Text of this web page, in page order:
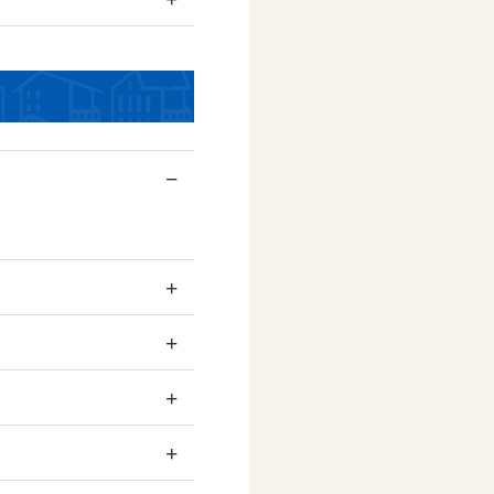
−
+
+
+
+